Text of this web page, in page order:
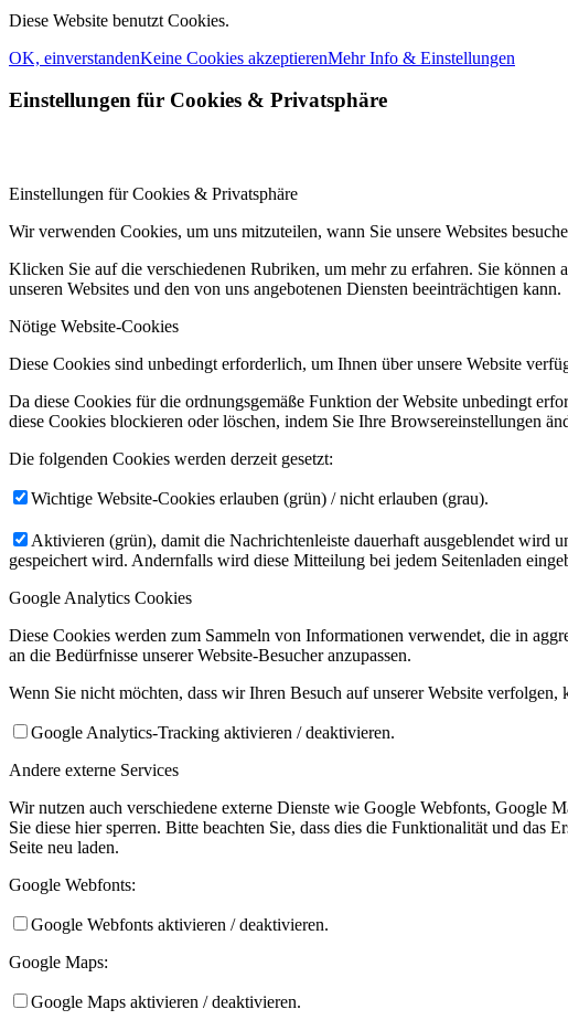
Diese Website benutzt Cookies.
OK, einverstandenKeine Cookies akzeptierenMehr Info & Einstellungen
Einstellungen für Cookies & Privatsphäre
Einstellungen für Cookies & Privatsphäre
Wir verwenden Cookies, um uns mitzuteilen, wann Sie unsere Websites
Klicken Sie auf die verschiedenen Rubriken, um mehr zu erfahren. Sie
unseren Websites und den von uns angebotenen Diensten beeinträchtigen kann.
Nötige Website-Cookies
Diese Cookies sind unbedingt erforderlich, um Ihnen über unsere Website
Da diese Cookies für die ordnungsgemäße Funktion der Website unbedingt
diese Cookies blockieren oder löschen, indem Sie Ihre Browsereinstellungen
Die folgenden Cookies werden derzeit gesetzt:
Wichtige Website-Cookies erlauben (grün) / nicht erlauben (grau).
Aktivieren (grün), damit die Nachrichtenleiste dauerhaft ausgeblendet wird
gespeichert wird. Andernfalls wird diese Mitteilung bei jedem Seitenladen
Google Analytics Cookies
Diese Cookies werden zum Sammeln von Informationen verwendet, die in
an die Bedürfnisse unserer Website-Besucher anzupassen.
Wenn Sie nicht möchten, dass wir Ihren Besuch auf unserer Website
Google Analytics-Tracking aktivieren / deaktivieren.
Andere externe Services
Wir nutzen auch verschiedene externe Dienste wie Google Webfonts, Google
Sie diese hier sperren. Bitte beachten Sie, dass dies die Funktionalität und
Seite neu laden.
Google Webfonts:
Google Webfonts aktivieren / deaktivieren.
Google Maps:
Google Maps aktivieren / deaktivieren.